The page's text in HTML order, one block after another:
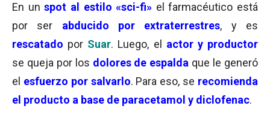
En unspot al estilo «sci-fi» el farmacéutico está
por ser abducido por extraterrestres, y es
rescatado por Suar. Luego, el actor y productor
se queja por los dolores de espalda que le generó
el esfuerzo por salvarlo. Para eso, se recomienda
el producto a base de paracetamol y diclofenac.